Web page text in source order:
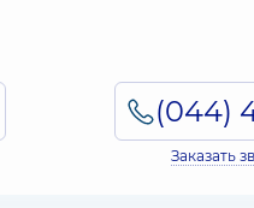
Заказать